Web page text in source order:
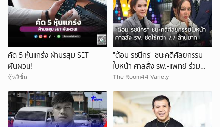
คัด 5 หุ้นแกร่ง ฝ่ามรสุม SET
ผันผวน!
หุ้นวิชั่น
"ต้อม รชนีกร" ชนะคดีศัลยกรรม
ใบหน้า ศาลสั่ง รพ.-แพทย์ ร่วม
ชดใช้กว่า 7.7 ล้านบาท
The Room44 Variety